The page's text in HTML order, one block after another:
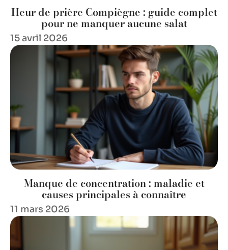
Heur de prière Compiègne : guide complet
pour ne manquer aucune salat
15 avril 2026
Manque de concentration : maladie et
causes principales à connaître
11 mars 2026